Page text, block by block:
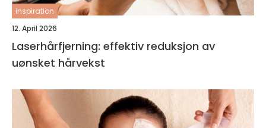
inspiration
12. April 2026
Laserhårfjerning: effektiv reduksjon av
uønsket hårvekst